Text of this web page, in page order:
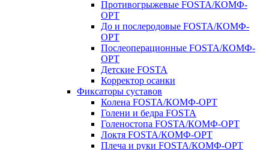
Противогрыжевые FOSTA/КОМФ-
ОРТ
До и послеродовые FOSTA/КОМФ-
ОРТ
Послеоперационные FOSTA/КОМФ-
ОРТ
Детские FOSTA
Корректор осанки
Фиксаторы суставов
Колена FOSTA/КОМФ-ОРТ
Голени и бедра FOSTA
Голеностопа FOSTA/КОМФ-ОРТ
Локтя FOSTA/КОМФ-ОРТ
Плеча и руки FOSTA/КОМФ-ОРТ